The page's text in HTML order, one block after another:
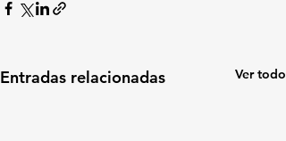
Entradas relacionadas Ver todo